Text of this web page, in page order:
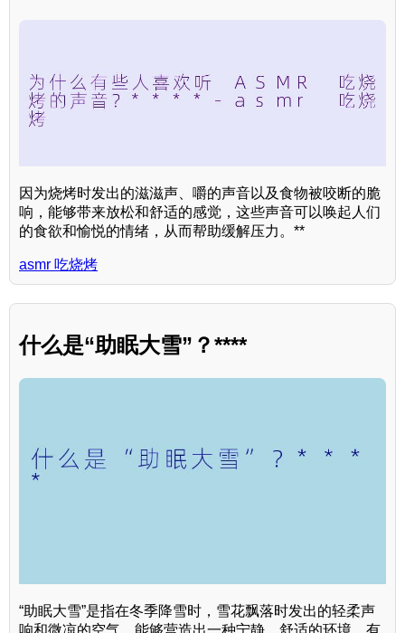
因为烧烤时发出的滋滋声、嚼的声音以及食物被咬断的脆
响，能够带来放松和舒适的感觉，这些声音可以唤起人们
的食欲和愉悦的情绪，从而帮助缓解压力。**
asmr 吃烧烤
什么是“助眠大雪”？****
“助眠大雪”是指在冬季降雪时，雪花飘落时发出的轻柔声
响和微凉的空气，能够营造出一种宁静、舒适的环境，有